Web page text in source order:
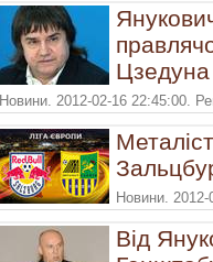
Цзедуна
Новини. 2012-02-16 22:45:00.
Новини.
Від